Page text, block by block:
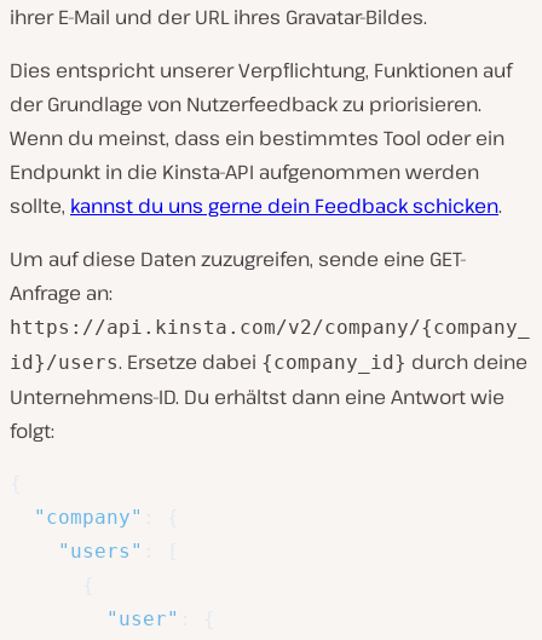
ihrer E-Mail und der URL ihres Gravatar-Bildes.
Dies entspricht unserer Verpflichtung, Funktionen auf
der Grundlage von Nutzerfeedback zu priorisieren.
Wenn du meinst, dass ein bestimmtes Tool oder ein
Endpunkt in die Kinsta-API aufgenommen werden
sollte, kannst du uns gerne dein Feedback schicken.
Um auf diese Daten zuzugreifen, sende eine GET-
Anfrage an:
https://api.kinsta.com/v2/company/{company_
id}/users. Ersetze dabei {company_id} durch deine
Unternehmens-ID. Du erhältst dann eine Antwort wie
folgt:
"company"
"users"
"user"